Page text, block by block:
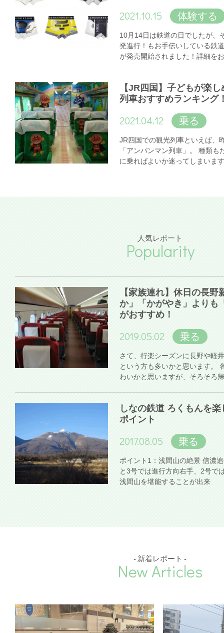
2021.10.15 体験する
10月14日は鉄道の日でしたが、
発進行！もお手伝いしている鉄
が発売開始されました！詳細をお
【JR四国】子どもが楽
列車おすすめランキング
2021.04.12 乗る
JR四国での観光列車といえば、
「アンパンマン列車」。 種類も
に乗ればよいか迷ってしまいます
- 人気レポート -
Popularity
【家族連れ】休日の長野
か」「かがやき」よりも
がおすすめ！
2019.05.02 乗る
さて、行楽シーズンに長野や軽
という方も多いかと思います。
わいかと思いますが、そろそろ
しなの鉄道 ろくもんを
ポイント
2017.08.05 乗る
ポイント1：浅間山の絶景 信濃
と3号では進行方向右手、2号で
浅間山を堪能することが出来
- 新着レポート -
New Articles